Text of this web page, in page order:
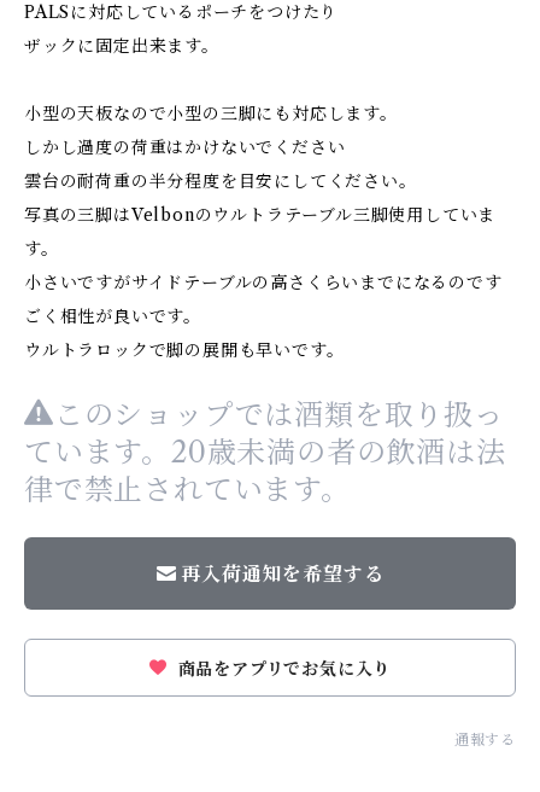
PALSに対応しているポーチをつけたり
ザックに固定出来ます。
小型の天板なので小型の三脚にも対応します。
しかし過度の荷重はかけないでください
雲台の耐荷重の半分程度を目安にしてください。
写真の三脚はVelbonのウルトラテーブル三脚使用していま
す。
小さいですがサイドテーブルの高さくらいまでになるのです
ごく相性が良いです。
ウルトラロックで脚の展開も早いです。
このショップでは酒類を取り扱っ
ています。20歳未満の者の飲酒は法
律で禁止されています。
再入荷通知を希望する
商品をアプリでお気に入り
通報する